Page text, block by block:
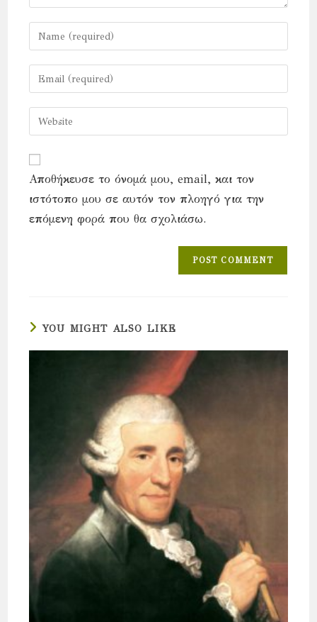
Enter
your
name
or
comment
Enter
your
email
address
Enter
your
URL
(optional)
Αποθήκευσε το όνομά μου, email, και τον
ιστότοπο μου σε αυτόν τον πλοηγό για την
επόμενη φορά που θα σχολιάσω.
YOU MIGHT ALSO LIKE